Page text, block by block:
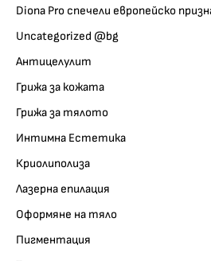
Diona Pro спечели европейско
Uncategorized @bg
Антицелулит
Грижа за кожата
Грижа за тялото
Интимна Естетика
Криолиполиза
Лазерна епилация
Оформяне на тяло
Пигментация